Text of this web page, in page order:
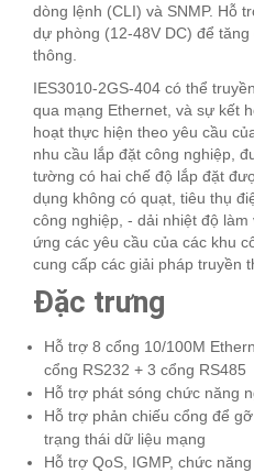
dòng lệnh (CLI) và SNMP. Hỗ
dự phòng (12-48V DC) để
thông.
IES3010-2GS-404 có thể
qua mạng Ethernet, và sự kết
hoạt thực hiện theo yêu cầu
nhu cầu lắp đặt công nghiệp,
tường có hai chế độ lắp đặt
dụng không có quạt, tiêu thụ
công nghiệp, - dải nhiệt độ
ứng các yêu cầu của các khu
cung cấp các giải pháp truyền
Đặc trưng
Hỗ trợ 8 cổng 10/100M
cổng RS232 + 3 cổng RS485
Hỗ trợ phát sóng chức năng
Hỗ trợ phản chiếu cổng để
trạng thái dữ liệu mạng
Hỗ trợ QoS, IGMP, chức